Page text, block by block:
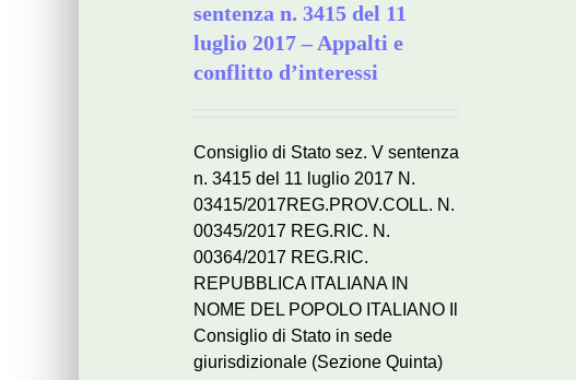
sentenza n. 3415 del 11
luglio 2017 – Appalti e
conflitto d’interessi
Consiglio di Stato sez. V sentenza
n. 3415 del 11 luglio 2017 N.
03415/2017REG.PROV.COLL. N.
00345/2017 REG.RIC. N.
00364/2017 REG.RIC.
REPUBBLICA ITALIANA IN
NOME DEL POPOLO ITALIANO Il
Consiglio di Stato in sede
giurisdizionale (Sezione Quinta)